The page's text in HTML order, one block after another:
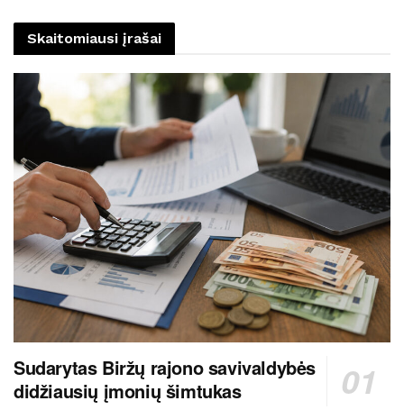
Skaitomiausi įrašai
Sudarytas Biržų rajono savivaldybės
didžiausių įmonių šimtukas